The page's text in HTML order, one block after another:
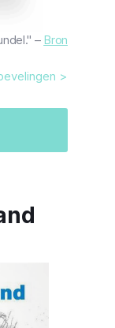
– Bron
>